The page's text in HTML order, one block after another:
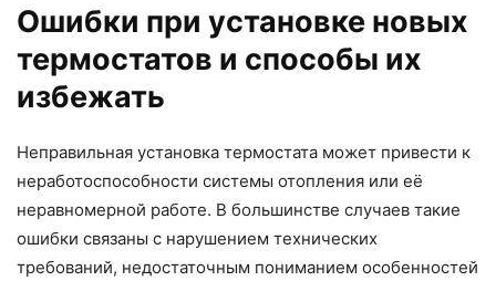
Ошибки при установке новых
термостатов и способы их
избежать
Неправильная установка термостата может привести к
неработоспособности системы отопления или её
неравномерной работе. В большинстве случаев такие
ошибки связаны с нарушением технических
требований, недостаточным пониманием особенностей